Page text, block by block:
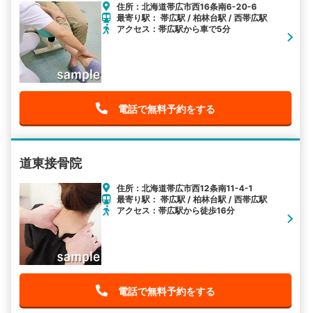
住所：北海道帯広市西16条南6-20-6
最寄り駅： 帯広駅 / 柏林台駅 / 西帯広駅
アクセス：帯広駅から車で5分
電話で無料予約をする
道東接骨院
住所：北海道帯広市西12条南11-4-1
最寄り駅： 帯広駅 / 柏林台駅 / 西帯広駅
アクセス：帯広駅から徒歩16分
電話で無料予約をする